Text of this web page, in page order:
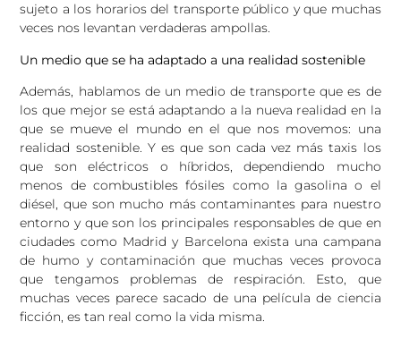
sujeto a los horarios del transporte público y que muchas
veces nos levantan verdaderas ampollas.
Un medio que se ha adaptado a una realidad sostenible
Además, hablamos de un medio de transporte que es de
los que mejor se está adaptando a la nueva realidad en la
que se mueve el mundo en el que nos movemos: una
realidad sostenible. Y es que son cada vez más taxis los
que son eléctricos o híbridos, dependiendo mucho
menos de combustibles fósiles como la gasolina o el
diésel, que son mucho más contaminantes para nuestro
entorno y que son los principales responsables de que en
ciudades como Madrid y Barcelona exista una campana
de humo y contaminación que muchas veces provoca
que tengamos problemas de respiración. Esto, que
muchas veces parece sacado de una película de ciencia
ficción, es tan real como la vida misma.